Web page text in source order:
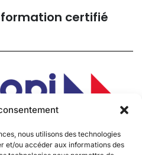
nous utilisons des technologies
et/ou accéder aux informations des
certifié